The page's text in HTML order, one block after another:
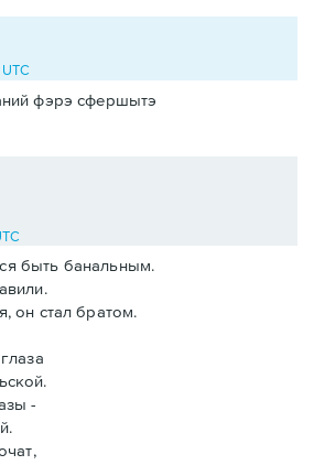
фэрэ сфершытэ
быть банальным.
он стал братом.
-